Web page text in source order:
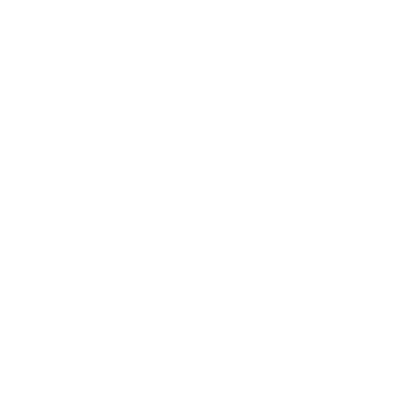
la atingere. Pe lângă funcție estetică, panouri tapete pentru pereți
spațiul. Spuneți adio monotoniei plictisitoare! Creați-vă propriul
design spectaculoase și, în același timp, ascund fisuri, denivelări
Nu este nevoie să instalați structuri de suport complicate,
de a masca elementele structurale ale unei clădiri, aducând
etc.). Rășina oferă coloanelor protecție împotriva condițiilor
dar are în general un rol decorativ și nu de susținere
interior sau exterior al unei clădiri. Pot fi realizați din diverse
a adăuga un accent artistic în orice spațiu interior. Aceste
versatilității lor, consolele din ipsos pot fi integrate cu
nelimitate pentru designuri unice.
oricărui spațiu interior. Aceste elemente ornamentale sunt
din ipsos se integrează armonios în diverse stiluri de
de a fi personalizat. Accentele pot fi realizate în diverse